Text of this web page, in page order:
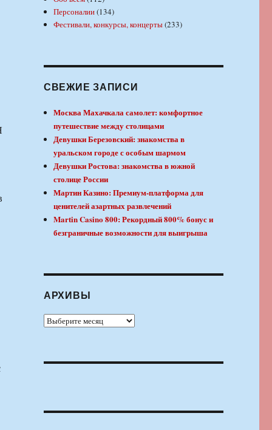
Персоналии(134)
Фестивали, конкурсы, концерты(233)
СВЕЖИЕ ЗАПИСИ
Москва Махачкала самолет: комфортное
путешествие между столицами
Девушки Березовский: знакомства в
уральском городе с особым шармом
Девушки Ростова: знакомства в южной
столице России
Мартин Казино: Премиум-платформа для
ценителей азартных развлечений
Martin Casino 800: Рекордный 800% бонус и
безграничные возможности для выигрыша
АРХИВЫ
Архивы